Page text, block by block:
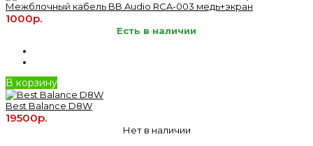
Межблочный кабель BB Audio RCA-003 медь+экран
1000р.
Есть в наличии
В корзину
Best Balance D8W
19500р.
Нет в наличии